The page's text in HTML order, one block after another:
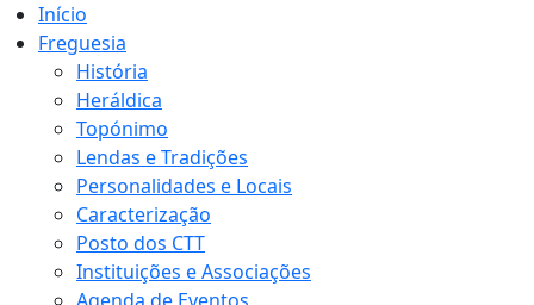
Início
Freguesia
História
Heráldica
Topónimo
Lendas e Tradições
Personalidades e Locais
Caracterização
Posto dos CTT
Instituições e Associações